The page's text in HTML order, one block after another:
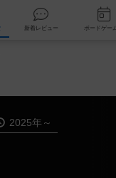
ース 検索 新着レビュー
2025年～